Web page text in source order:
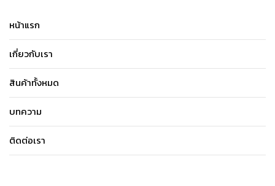
หน้าแรก
เกี่ยวกับเรา
สินค้าทั้งหมด
บทความ
ติดต่อเรา